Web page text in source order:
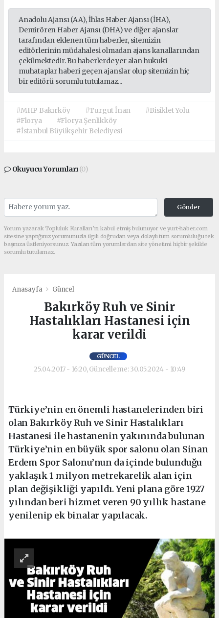
Anadolu Ajansı (AA), İhlas Haber Ajansı (İHA),
Demirören Haber Ajansı (DHA) ve diğer ajanslar
tarafından eklenen tüm haberler, sitemizin
editörlerinin müdahalesi olmadan ajans kanallarından
çekilmektedir. Bu haberlerde yer alan hukuki
muhataplar haberi geçen ajanslar olup sitemizin hiç
bir editörü sorumlu tutulamaz...
#MHP Bakırköy #Turgut İnan
#Bisiklet Yolu
#Florya
#Florya Şenlikköy
#İstanbul Büyükşehir Belediyesi
Okuyucu Yorumları(0)
Gönder
Yorum yazarak Topluluk Kuralları’nı kabul etmiş bulunuyor ve yurt-haber.com
sitesine yaptığınız yorumunuzla ilgili doğrudan veya dolaylı tüm sorumluluğu tek
başınıza üstleniyorsunuz. Yazılan tüm yorumlardan site yönetimi hiçbir şekilde
sorumlu tutulamaz.
Anasayfa Güncel
Bakırköy Ruh ve Sinir
Hastalıkları Hastanesi için
karar verildi
GÜNCEL
25.04.2017 - 16:20, Güncelleme: 30.05.2024 - 10:49
Türkiye’nin en önemli hastanelerinden biri
olan Bakırköy Ruh ve Sinir Hastalıkları
Hastanesi ile hastanenin yakınında bulunan
Türkiye’nin en büyük spor salonu olan Sinan
Erdem Spor Salonu’nun da içinde bulunduğu
yaklaşık 1 milyon metrekarelik alan için
plan değişikliği yapıldı. Yeni plana göre 1927
yılından beri hizmet veren 90 yıllık hastane
yenilenip ek binalar yapılacak.